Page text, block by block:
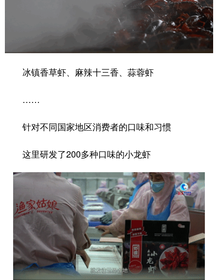
冰镇香草虾、麻辣十三香、蒜蓉虾
……
针对不同国家地区消费者的口味和习惯
这里研发了200多种口味的小龙虾